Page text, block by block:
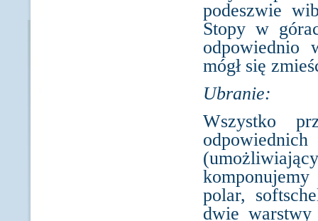
podeszwie
Stopy w
odpowiednio
mógł się
Ubranie:
Wszystko
polar,
dwie